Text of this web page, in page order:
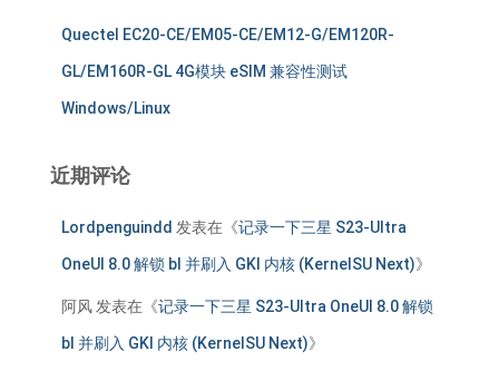
Quectel EC20-CE/EM05-CE/EM12-G/EM120R-
GL/EM160R-GL 4G模块 eSIM 兼容性测试
Windows/Linux
近期评论
Lordpenguindd 发表在《记录一下三星 S23-Ultra
OneUI 8.0 解锁 bl 并刷入 GKI 内核 (KernelSU Next)》
阿风 发表在《记录一下三星 S23-Ultra OneUI 8.0 解锁
bl 并刷入 GKI 内核 (KernelSU Next)》